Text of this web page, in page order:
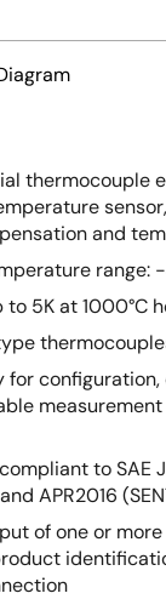
thermocouple
and
range: -
to 5K at 1000°C
for
to SAE
APR2016
of one or